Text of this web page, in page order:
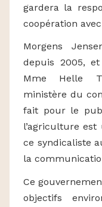
gardera la
coopération
Morgens
depuis 2005,
Mme Helle
ministère du
fait pour le
l’agriculture
ce syndicaliste
la
Ce
objectifs